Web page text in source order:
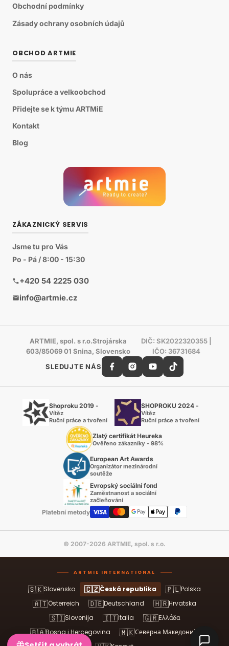
Obchodní podmínky
Zásady ochrany osobních údajů
OBCHOD ARTMIE
O nás
Spolupráce a velkoobchod
Přidejte se k týmu ARTMiE
Kontakt
Blog
ZÁKAZNICKÝ SERVIS
Jsme tu pro Vás
Po - Pá / 8:00 - 15:30
+420 54 2225 030
info@artmie.cz
ARTMIE, spol. s r.o.Strojárska
603/85069 01 Snina, Slovensko
DIČ: SK2022320355 |
IČO: 36731684
SLEDUJTE NÁS
Shoproku 2019 -
Vítěz
Ruční práce a tvoření
SHOPROKU 2024 -
Vítěz
Ruční práce a tvoření
Zlatý certifikát Heureka
Ověřeno zákazníky - 98%
European Art Awards
Organizátor mezinárodní
soutěže
Evropský sociální fond
Zaměstnanost a sociální
začleňování
Platební metody
© 2007-2026 ARTMIE, spol. s r.o.
ARTMIE INTERNATIONAL
🇸🇰Slovensko 🇨🇿Česká republika 🇵🇱Polska
🇦🇹Österreich 🇩🇪Deutschland 🇭🇷Hrvatska
🇸🇮Slovenija 🇮🇹Italia 🇬🇷Ελλάδα
🇧🇦Bosna i Hercegovina 🇲🇰Северна Македонија
Setřít a vyhrát